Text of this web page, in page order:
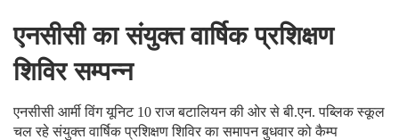
एनसीसी का संयुक्त वार्षिक प्रशिक्षण
शिविर सम्पन्न
एनसीसी आर्मी विंग यूनिट 10 राज बटालियन की ओर से बी.एन. पब्लिक स्कूल
चल रहे संयुक्त वार्षिक प्रशिक्षण शिविर का समापन बुधवार को कैम्प